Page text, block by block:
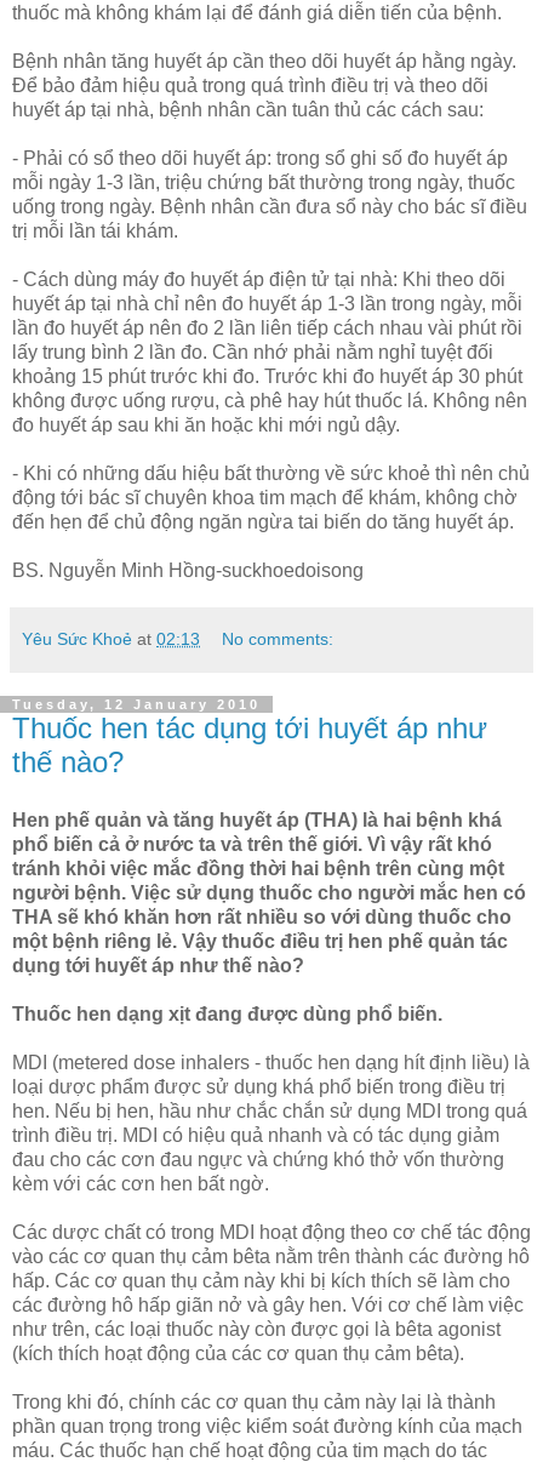
thuốc mà không khám lại để đánh giá diễn tiến của bệnh.
Bệnh nhân tăng huyết áp cần theo dõi huyết áp hằng ngày.
Để bảo đảm hiệu quả trong quá trình điều trị và theo dõi
huyết áp tại nhà, bệnh nhân cần tuân thủ các cách sau:
- Phải có sổ theo dõi huyết áp: trong sổ ghi số đo huyết áp
mỗi ngày 1-3 lần, triệu chứng bất thường trong ngày, thuốc
uống trong ngày. Bệnh nhân cần đưa sổ này cho bác sĩ điều
trị mỗi lần tái khám.
- Cách dùng máy đo huyết áp điện tử tại nhà: Khi theo dõi
huyết áp tại nhà chỉ nên đo huyết áp 1-3 lần trong ngày, mỗi
lần đo huyết áp nên đo 2 lần liên tiếp cách nhau vài phút rồi
lấy trung bình 2 lần đo. Cần nhớ phải nằm nghỉ tuyệt đối
khoảng 15 phút trước khi đo. Trước khi đo huyết áp 30 phút
không được uống rượu, cà phê hay hút thuốc lá. Không nên
đo huyết áp sau khi ăn hoặc khi mới ngủ dậy.
- Khi có những dấu hiệu bất thường về sức khoẻ thì nên chủ
động tới bác sĩ chuyên khoa tim mạch để khám, không chờ
đến hẹn để chủ động ngăn ngừa tai biến do tăng huyết áp.
BS. Nguyễn Minh Hồng-suckhoedoisong
Yêu Sức Khoẻ at 02:13 No comments:
Tuesday, 12 January 2010
Thuốc hen tác dụng tới huyết áp như
thế nào?
Hen phế quản và tăng huyết áp (THA) là hai bệnh khá
phổ biến cả ở nước ta và trên thế giới. Vì vậy rất khó
tránh khỏi việc mắc đồng thời hai bệnh trên cùng một
người bệnh. Việc sử dụng thuốc cho người mắc hen có
THA sẽ khó khăn hơn rất nhiều so với dùng thuốc cho
một bệnh riêng lẻ. Vậy thuốc điều trị hen phế quản tác
dụng tới huyết áp như thế nào?
Thuốc hen dạng xịt đang được dùng phổ biến.
MDI (metered dose inhalers - thuốc hen dạng hít định liều) là
loại dược phẩm được sử dụng khá phổ biến trong điều trị
hen. Nếu bị hen, hầu như chắc chắn sử dụng MDI trong quá
trình điều trị. MDI có hiệu quả nhanh và có tác dụng giảm
đau cho các cơn đau ngực và chứng khó thở vốn thường
kèm với các cơn hen bất ngờ.
Các dược chất có trong MDI hoạt động theo cơ chế tác động
vào các cơ quan thụ cảm bêta nằm trên thành các đường hô
hấp. Các cơ quan thụ cảm này khi bị kích thích sẽ làm cho
các đường hô hấp giãn nở và gây hen. Với cơ chế làm việc
như trên, các loại thuốc này còn được gọi là bêta agonist
(kích thích hoạt động của các cơ quan thụ cảm bêta).
Trong khi đó, chính các cơ quan thụ cảm này lại là thành
phần quan trọng trong việc kiểm soát đường kính của mạch
máu. Các thuốc hạn chế hoạt động của tim mạch do tác